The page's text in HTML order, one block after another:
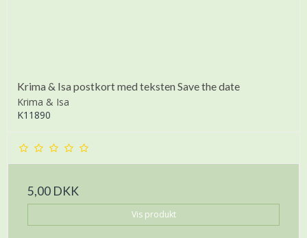
Krima & Isa postkort med teksten Save the date
Krima & Isa
K11890
5,00 DKK
Vis produkt